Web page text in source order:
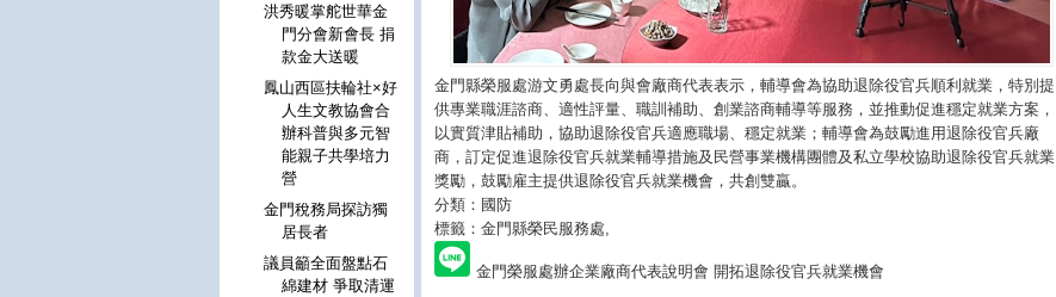
金門縣榮服處游文勇處長向與會廠商代表表示，輔導會為協助退除役官兵順利就業，特別提
供專業職涯諮商、適性評量、職訓補助、創業諮商輔導等服務，並推動促進穩定就業方案，
以實質津貼補助，協助退除役官兵適應職場、穩定就業；輔導會為鼓勵進用退除役官兵廠
商，訂定促進退除役官兵就業輔導措施及民營事業機構團體及私立學校協助退除役官兵就業
獎勵，鼓勵雇主提供退除役官兵就業機會，共創雙贏。
分類：國防
標籤：金門縣榮民服務處
金門榮服處辦企業廠商代表說明會 開拓退除役官兵就業機會
洪秀暖掌舵世華金
門分會新會長 捐
款金大送暖
鳳山西區扶輪社×好
人生文教協會合
辦科普與多元智
能親子共學培力
營
金門稅務局探訪獨
居長者
議員籲全面盤點石
綿建材 爭取清運